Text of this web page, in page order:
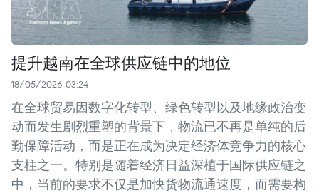
提升越南在全球供应链中的地位
18/05/2026 03:24
在全球贸易因数字化转型、绿色转型以及地缘政治变
动而发生剧烈重塑的背景下，物流已不再是单纯的后
勤保障活动，而是正在成为决定经济体竞争力的核心
支柱之一。特别是随着经济日益深植于国际供应链之
中，当前的要求不仅是加快货物流通速度，而需要构